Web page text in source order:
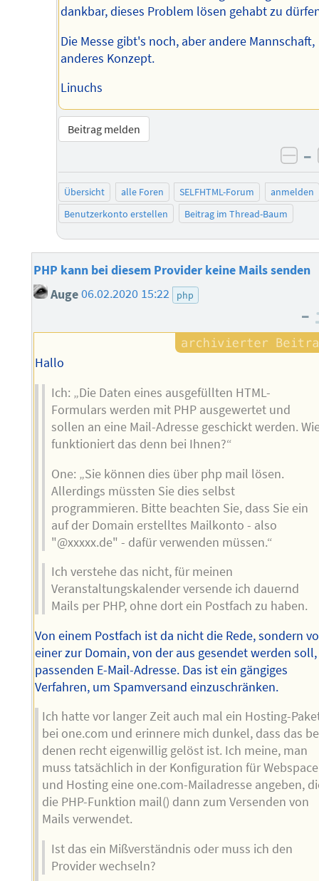
dankbar, dieses Problem lösen gehabt zu
Die Messe gibt's noch, aber andere Mannschaft,
anderes Konzept.
Linuchs
Beitrag melden
–
Übersicht alle Foren SELFHTML-Forum
anmelden
Benutzerkonto erstellen
Beitrag im Thread-Baum
PHP kann bei diesem Provider keine Mails senden
Auge06.02.2020 15:22 php
–
Hallo
Ich: „Die Daten eines ausgefüllten HTML-
Formulars werden mit PHP ausgewertet und
sollen an eine Mail-Adresse geschickt werden.
funktioniert das denn bei Ihnen?“
One: „Sie können dies über php mail lösen.
Allerdings müssten Sie dies selbst
programmieren. Bitte beachten Sie, dass Sie ein
auf der Domain erstelltes Mailkonto - also
"@xxxxx.de" - dafür verwenden müssen.“
Ich verstehe das nicht, für meinen
Veranstaltungskalender versende ich dauernd
Mails per PHP, ohne dort ein Postfach zu haben.
Von einem Postfach ist da nicht die Rede, sondern
einer zur Domain, von der aus gesendet werden soll,
passenden E-Mail-Adresse. Das ist ein gängiges
Verfahren, um Spamversand einzuschränken.
Ich hatte vor langer Zeit auch mal ein Hosting-
bei one.com und erinnere mich dunkel, dass das
denen recht eigenwillig gelöst ist. Ich meine, man
muss tatsächlich in der Konfiguration für Webspace
und Hosting eine one.com-Mailadresse angeben,
die PHP-Funktion mail() dann zum Versenden von
Mails verwendet.
Ist das ein Mißverständnis oder muss ich den
Provider wechseln?